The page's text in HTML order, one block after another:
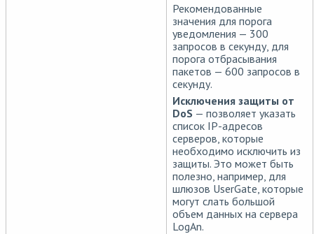
Рекомендованные
значения для порога
уведомления — 300
запросов в секунду, для
порога отбрасывания
пакетов — 600 запросов в
секунду.
Исключения защиты от
DoS — позволяет указать
список IP-адресов
серверов, которые
необходимо исключить из
защиты. Это может быть
полезно, например, для
шлюзов UserGate, которые
могут слать большой
объем данных на сервера
LogAn.